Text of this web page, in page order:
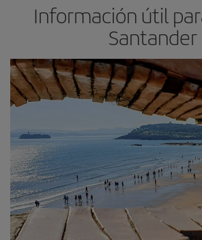
Información útil
Santander